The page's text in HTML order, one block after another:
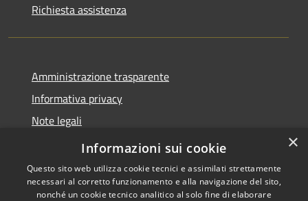
Richiesta assistenza
Amministrazione trasparente
Informativa privacy
Note legali
Dichiarazione di accessibilità
×
Informazioni sui cookie
Questo sito web utilizza cookie tecnici e assimilati strettamente
necessari al corretto funzionamento e alla navigazione del sito,
nonché un cookie tecnico analitico al solo fine di elaborare